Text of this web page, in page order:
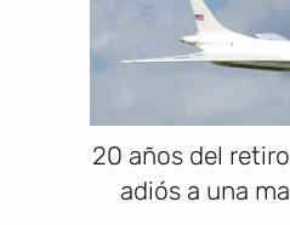
20 años del
adiós a una